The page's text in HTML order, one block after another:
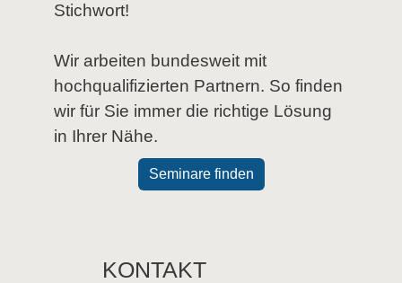
Stichwort!
Wir arbeiten bundesweit mit
hochqualifizierten Partnern. So finden
wir für Sie immer die richtige Lösung
in Ihrer Nähe.
Seminare finden
KONTAKT